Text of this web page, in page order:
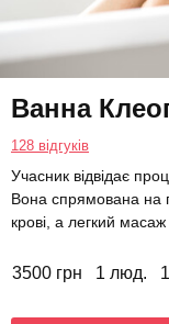
Ванна
128 відгуків
Учасник відвідає
Вона спрямована на
крові, а легкий
3500 грн 1 люд.